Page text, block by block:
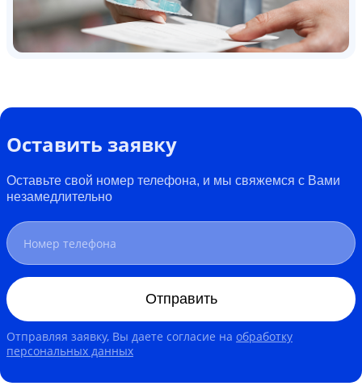
Оставить заявку
Оставьте свой номер телефона, и мы свяжемся с Вами
незамедлительно
Отправить
Отправляя заявку, Вы даете согласие на обработку
персональных данных